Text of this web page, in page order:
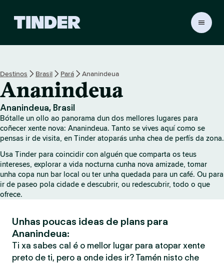
r
H
o
e
Destinos Brasil Pará Ananindeua
Ananindeua
Ananindeua, Brasil
Bótalle un ollo ao panorama dun dos mellores lugares para
coñecer xente nova: Ananindeua. Tanto se vives aquí como se
pensas ir de visita, en Tinder atoparás unha chea de perfís da zona.
Usa Tinder para coincidir con alguén que comparta os teus
intereses, explorar a vida nocturna cunha nova amizade, tomar
unha copa nun bar local ou ter unha quedada para un café. Ou para
ir de paseo pola cidade e descubrir, ou redescubrir, todo o que
ofrece.
Unhas poucas ideas de plans para
Ananindeua:
Ti xa sabes cal é o mellor lugar para atopar xente
preto de ti, pero a onde ides ir? Tamén nisto che